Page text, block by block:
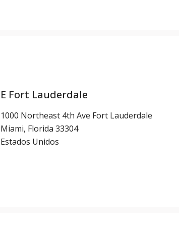
E Fort Lauderdale
1000 Northeast 4th Ave Fort Lauderdale
Miami, Florida 33304
Estados Unidos